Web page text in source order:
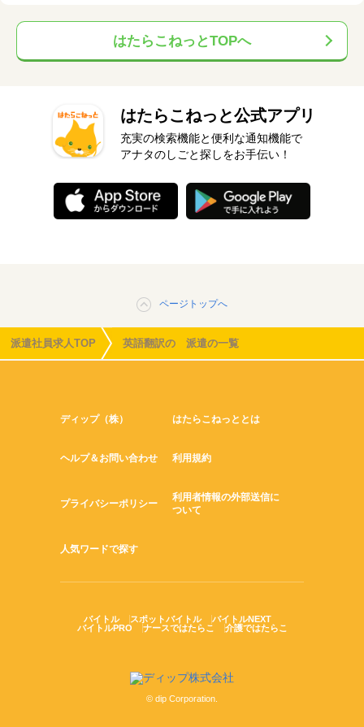
はたらこねっとTOPへ
はたらこねっと公式アプリ
充実の検索機能と便利な通知機能で
アナタのしごと探しをお手伝い！
ページトップへ
派遣社員求人TOP 英語翻訳の 派遣の一覧
ディップ（株） はたらこねっととは
ヘルプ＆お問い合わせ 利用規約
プライバシーポリシー
利用者情報の外部送信に
ついて
人気ワードで探す
バイトル スポットバイトル
バイトルNEXT
バイトルPRO
ナースではたらこ 介護ではたらこ
© dip Corporation.